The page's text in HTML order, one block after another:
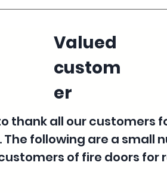
統全線配搭進口 304 或 316 不銹
Valued
custom
er
thank all our customers
The following are a small
of fire doors for